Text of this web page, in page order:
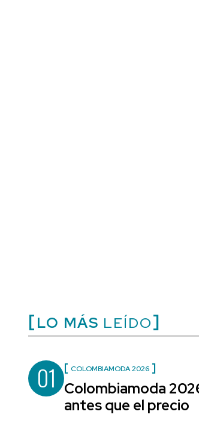
LO MÁS LEÍDO
01 COLOMBIAMODA 2026
Colombiamoda
antes que el precio